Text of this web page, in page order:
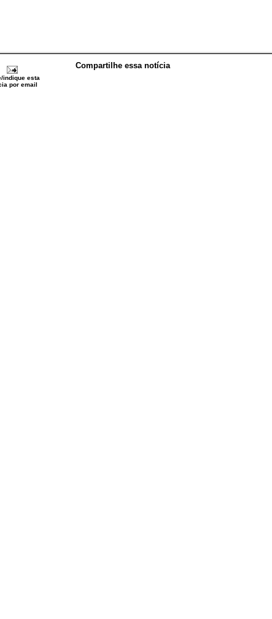
Compartilhe essa notícia
indique esta
por email